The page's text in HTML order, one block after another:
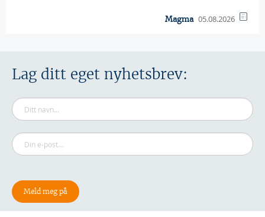
Magma 05.08.2026
Lag ditt eget nyhetsbrev: